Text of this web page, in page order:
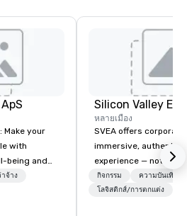
Make your
with
being and
the
จ้าง
หลายเมือง
SVEA offers
immersive, authentic
experience — not a
transformation. We
facilitate custom
กิจกรรม
ความบันเทิงแบ
โลจิสติกส์/การตกแต่ง